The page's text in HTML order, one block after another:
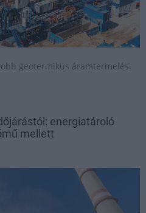
geotermikus áramtermelési
energiatároló
mellett